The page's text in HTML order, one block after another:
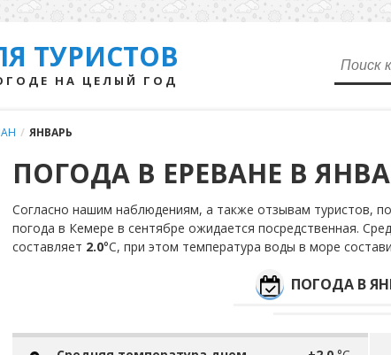
ТУРИСТОВ
НА ЦЕЛЫЙ ГОД
/ ЯНВАРЬ
ПОГОДА В ЕРЕВАНЕ В
Согласно нашим наблюдениям, а также отзывам туристов,
погода в Кемере в сентябре ожидается посредственная.
составляет 2.0°С, при этом температура воды в море
ПОГОДА В